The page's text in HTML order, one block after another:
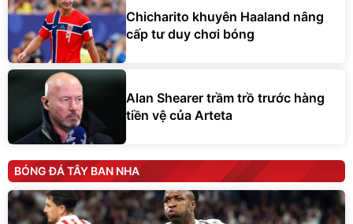
Chicharito khuyên Haaland nâng
cấp tư duy chơi bóng
Alan Shearer trầm trồ trước hàng
tiền vệ của Arteta
BÓNG ĐÁ TÂY BAN NHA